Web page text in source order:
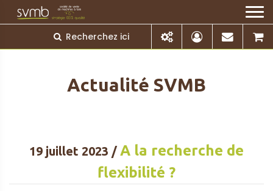
Actualité SVMB
19 juillet 2023 / A la recherche de
flexibilité ?